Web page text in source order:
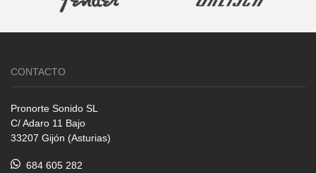
CONTACTO
Pronorte Sonido SL
C/ Adaro 11 Bajo
33207 Gijón (Asturias)
684 605 282